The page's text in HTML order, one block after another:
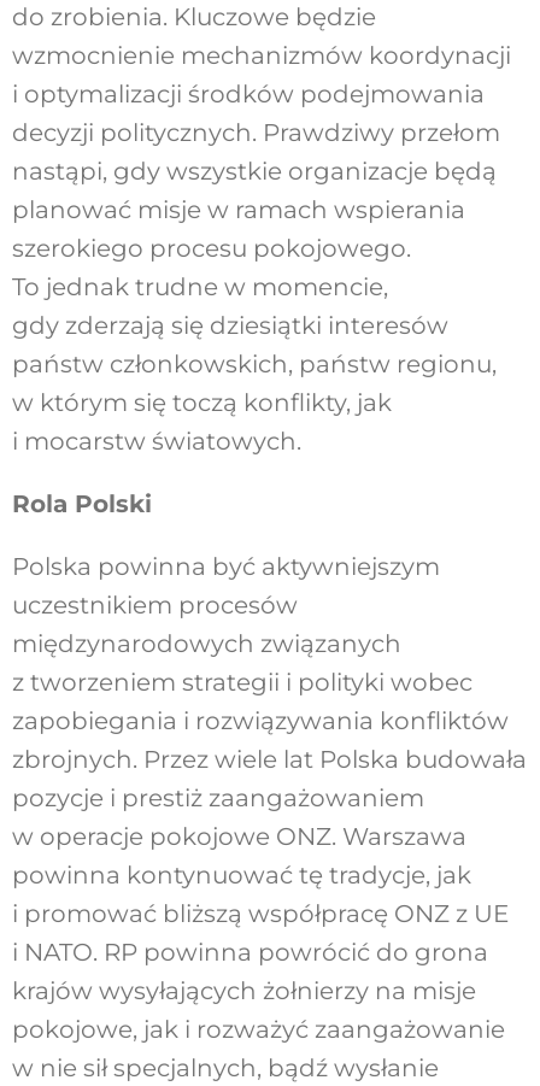
do zrobienia. Kluczowe będzie
wzmocnienie mechanizmów koordynacji
i optymalizacji środków podejmowania
decyzji politycznych. Prawdziwy przełom
nastąpi, gdy wszystkie organizacje będą
planować misje w ramach wspierania
szerokiego procesu pokojowego.
To jednak trudne w momencie,
gdy zderzają się dziesiątki interesów
państw członkowskich, państw regionu,
w którym się toczą konflikty, jak
i mocarstw światowych.
Rola Polski
Polska powinna być aktywniejszym
uczestnikiem procesów
międzynarodowych związanych
z tworzeniem strategii i polityki wobec
zapobiegania i rozwiązywania konfliktów
zbrojnych. Przez wiele lat Polska budowała
pozycje i prestiż zaangażowaniem
w operacje pokojowe ONZ. Warszawa
powinna kontynuować tę tradycje, jak
i promować bliższą współpracę ONZ z UE
i NATO. RP powinna powrócić do grona
krajów wysyłających żołnierzy na misje
pokojowe, jak i rozważyć zaangażowanie
w nie sił specjalnych, bądź wysłanie